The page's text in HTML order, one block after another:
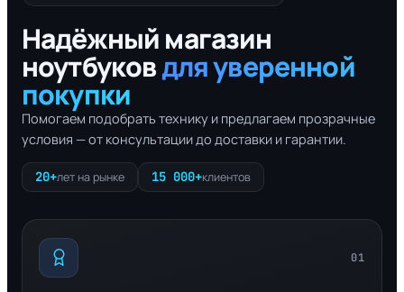
Надёжный магазин
ноутбуковдля уверенной
покупки
Помогаем подобрать технику и предлагаем прозрачные
условия — от консультации до доставки и гарантии.
20+лет на рынке 15 000+клиентов
01